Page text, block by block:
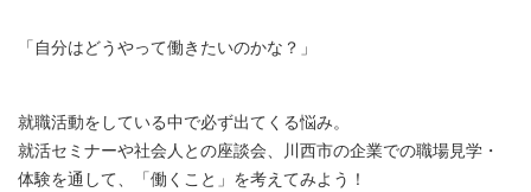
「自分はどうやって働きたいのかな？」
就職活動をしている中で必ず出てくる悩み。
就活セミナーや社会人との座談会、川西市の企業での職場見学・
体験を通して、「働くこと」を考えてみよう！